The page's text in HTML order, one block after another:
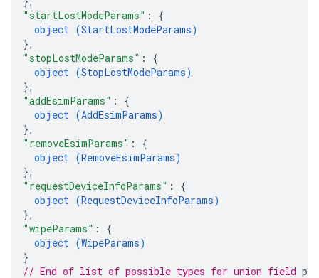
"startLostModeParams" : {
object (StartLostModeParams)
},
"stopLostModeParams" : {
object (StopLostModeParams)
},
"addEsimParams" : {
object (AddEsimParams)
},
"removeEsimParams" : {
object (RemoveEsimParams)
},
"requestDeviceInfoParams" : {
object (RequestDeviceInfoParams)
},
"wipeParams" : {
object (WipeParams)
}
// End of list of possible types for union field